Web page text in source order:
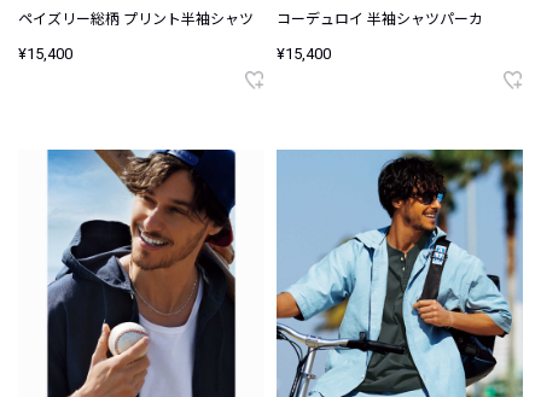
ペイズリー総柄 プリント半袖シャツ
¥15,400
コーデュロイ 半袖シャツパーカ
¥15,400